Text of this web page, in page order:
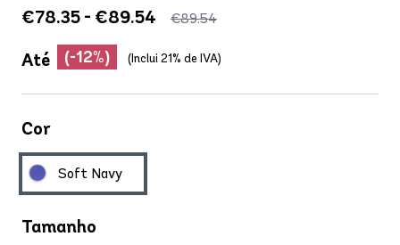
€78.35 - €89.54 €89.54
Até (-12%) (Inclui 21% de IVA)
Cor
Soft Navy
Tamanho